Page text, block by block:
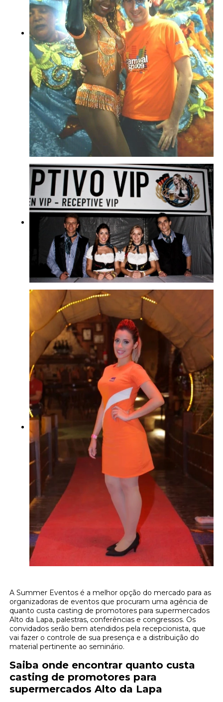
A Summer Eventos é a melhor opção do mercado para as
organizadoras de eventos que procuram uma agência de
quanto custa casting de promotores para supermercados
Alto da Lapa, palestras, conferências e congressos. Os
convidados serão bem atendidos pela recepcionista, que
vai fazer o controle de sua presença e a distribuição do
material pertinente ao seminário.
Saiba onde encontrar quanto custa
casting de promotores para
supermercados Alto da Lapa